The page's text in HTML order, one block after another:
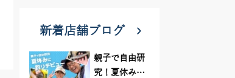
新着店舗ブログ
親子で自由研
究！夏休みに